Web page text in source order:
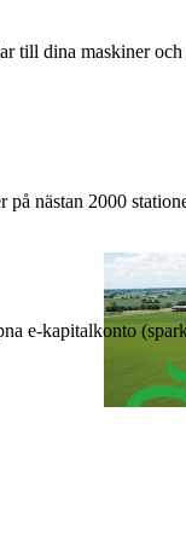
till dina maskiner
nästan 2000
e-kapitalkonto